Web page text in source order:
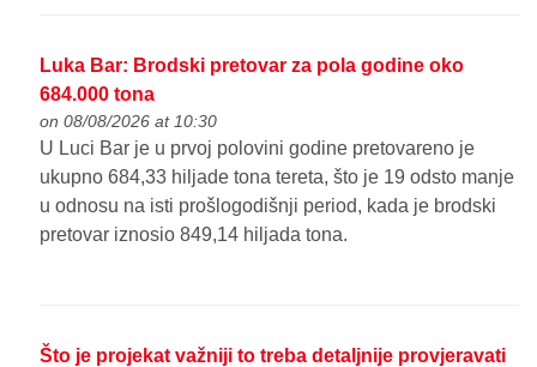
Luka Bar: Brodski pretovar za pola godine oko
684.000 tona
on 08/08/2026 at 10:30
U Luci Bar je u prvoj polovini godine pretovareno je
ukupno 684,33 hiljade tona tereta, što je 19 odsto manje
u odnosu na isti prošlogodišnji period, kada je brodski
pretovar iznosio 849,14 hiljada tona.
Što je projekat važniji to treba detaljnije provjeravati